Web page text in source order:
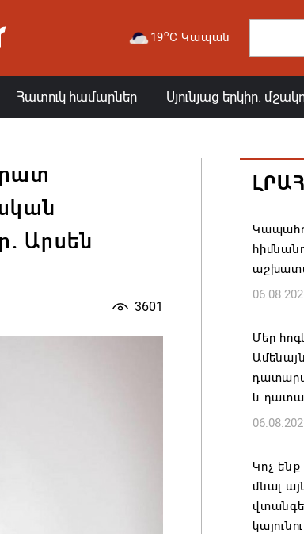
19oC Կապան
Հատուկ համարներ Սյունյաց երկիր.
Արսեն
3601
Մեր
և
Կոչ
մնալ